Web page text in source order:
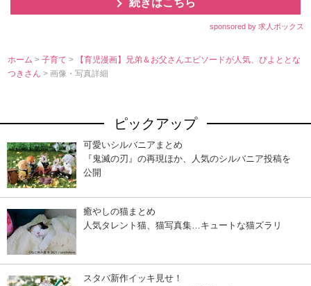
続きはこちら
sponsored by 求人ボックス
ホーム >子育て>
【育児漫画】兄弟＆お父さんエピソードが人気、ぴよととな
つきさん> 画像・写真詳細
ピックアップ
可愛いシルバニアまとめ
『鬼滅の刃』の再現ほか、人気のシルバニア投稿を
公開
癒やしの猫まとめ
人気タレント猫、猫写真集…キュートな猫ズラリ
スタバ新作イッキ見せ！